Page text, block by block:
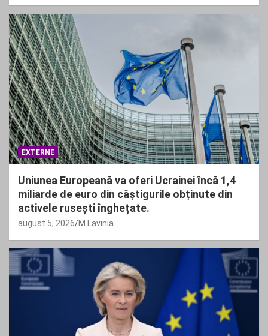
EXTERNE
Uniunea Europeană va oferi Ucrainei încă 1,4
miliarde de euro din câștigurile obținute din
activele rusești înghețate.
august 5, 2026 M Lavinia